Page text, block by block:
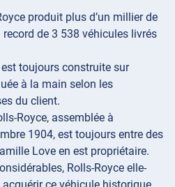
produit plus d’un millier de
de 3 538 véhicules livrés
toujours construite sur
à la main selon les
du client.
Royce, assemblée à
1904, est toujours entre des
Love en est propriétaire.
Rolls-Royce elle-